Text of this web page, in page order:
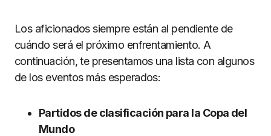
Los aficionados siempre están al pendiente de
cuándo será el próximo enfrentamiento. A
continuación, te presentamos una lista con algunos
de los eventos más esperados:
Partidos de clasificación para la Copa del
Mundo